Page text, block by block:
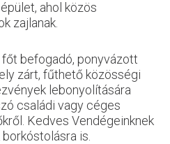
ahol közös
zajlanak.
befogadó, ponyvázott
zárt, fűthető közösségi
lebonyolítására
családi vagy céges
Kedves Vendégeinknek
is.